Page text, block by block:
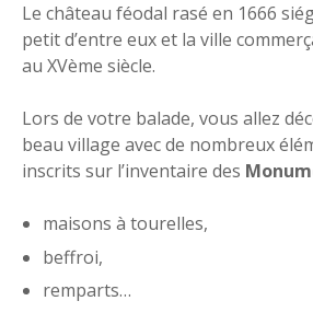
Le château féodal rasé en 1666
petit d’entre eux et la ville
au XVème siècle.
Lors de votre balade, vous allez
beau village avec de nombreux
inscrits sur l’inventaire des
maisons à tourelles,
beffroi,
remparts…